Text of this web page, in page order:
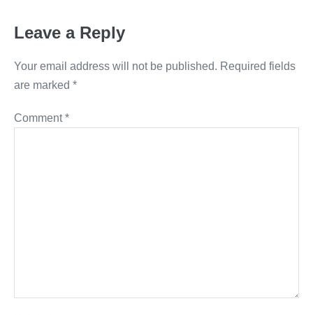
Leave a Reply
Your email address will not be published. Required fields
are marked *
Comment*